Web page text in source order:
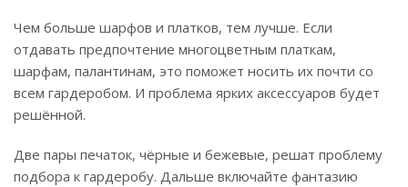
Чем больше шарфов и платков, тем лучше. Если
отдавать предпочтение многоцветным платкам,
шарфам, палантинам, это поможет носить их почти со
всем гардеробом. И проблема ярких аксессуаров будет
решённой.
Две пары печаток, чёрные и бежевые, решат проблему
подбора к гардеробу. Дальше включайте фантазию